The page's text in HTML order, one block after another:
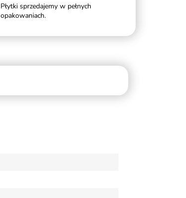
Płytki sprzedajemy w pełnych
opakowaniach.